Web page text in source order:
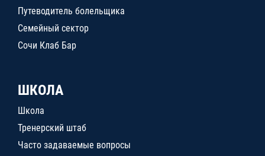
Путеводитель болельщика
Семейный сектор
Сочи Клаб Бар
ШКОЛА
Школа
Тренерский штаб
Часто задаваемые вопросы